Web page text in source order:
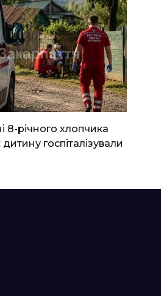
8-річного хлопчика
госпіталізували